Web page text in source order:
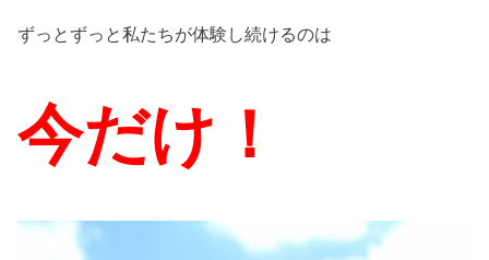
ずっとずっと私たちが体験し続けるのは
今だけ！